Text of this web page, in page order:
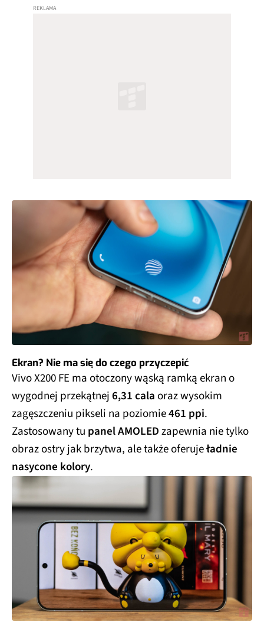
Ekran? Nie ma się do czego przyczepić
Vivo X200 FE ma otoczony wąską ramką ekran o
wygodnej przekątnej6,31 calaoraz wysokim
zagęszczeniu pikseli na poziomie461 ppi.
Zastosowany tu panel AMOLEDzapewnia nie tylko
obraz ostry jak brzytwa, ale także oferujeładnie
nasycone kolory.